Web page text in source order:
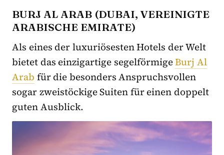
BURJ AL ARAB (DUBAI, VEREINIGTE
ARABISCHE EMIRATE)
Als eines der luxuriösesten Hotels der Welt
bietet das einzigartige segelförmigeBurj Al
Arab für die besonders Anspruchsvollen
sogar zweistöckige Suiten für einen doppelt
guten Ausblick.